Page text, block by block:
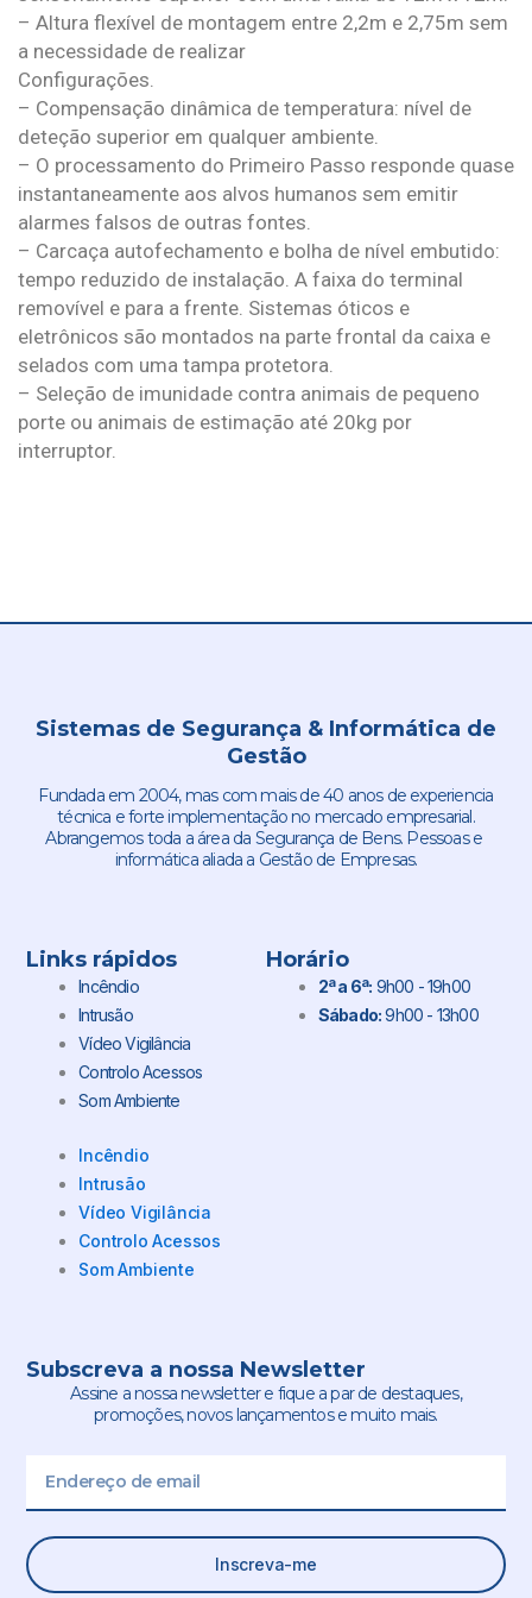
– Altura flexível de montagem entre 2,2m e 2,75m sem
a necessidade de realizar
Configurações.
– Compensação dinâmica de temperatura: nível de
deteção superior em qualquer ambiente.
– O processamento do Primeiro Passo responde quase
instantaneamente aos alvos humanos sem emitir
alarmes falsos de outras fontes.
– Carcaça autofechamento e bolha de nível embutido:
tempo reduzido de instalação. A faixa do terminal
removível e para a frente. Sistemas óticos e
eletrônicos são montados na parte frontal da caixa e
selados com uma tampa protetora.
– Seleção de imunidade contra animais de pequeno
porte ou animais de estimação até 20kg por
interruptor.
Sistemas de Segurança & Informática de
Gestão
Fundada em 2004, mas com mais de 40 anos de experiencia
técnica e forte implementação no mercado empresarial.
Abrangemos toda a área da Segurança de Bens. Pessoas e
informática aliada a Gestão de Empresas.
Links rápidos
Incêndio
Intrusão
Vídeo Vigilância
Controlo Acessos
Som Ambiente
Incêndio
Intrusão
Vídeo Vigilância
Controlo Acessos
Som Ambiente
Horário
2ª a 6ª: 9h00 - 19h00
Sábado:9h00 - 13h00
Subscreva a nossa Newsletter
Assine a nossa newsletter e fique a par de destaques,
promoções, novos lançamentos e muito mais.
Inscreva-me